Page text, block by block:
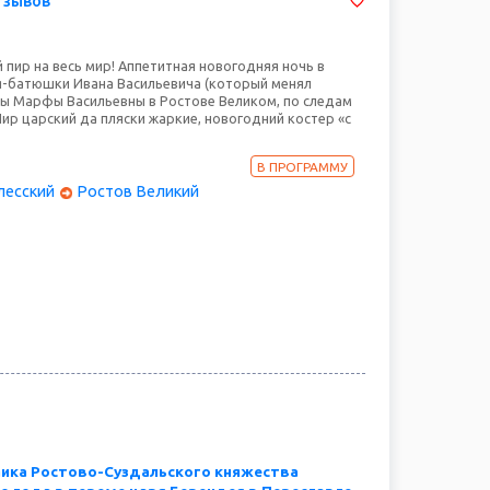
на весь мир! Аппетитная новогодняя ночь в
батюшки Ивана Васильевича (который менял
Марфы Васильевны в Ростове Великом, по следам
царский да пляски жаркие, новогодний костер «с
подворье Алеши Поповича и сказочный
в танце с самим Иоанном Грозным! Танцуют все!
по Переславлю-Залесскому и возвращением в
В ПРОГРАММУ
Ростов Великий
Ростово-Суздальского княжества